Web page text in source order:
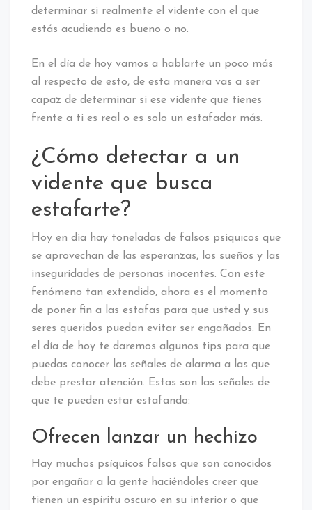
determinar si realmente el vidente con el que
estás acudiendo es bueno o no.
En el día de hoy vamos a hablarte un poco más
al respecto de esto, de esta manera vas a ser
capaz de determinar si ese vidente que tienes
frente a ti es real o es solo un estafador más.
¿Cómo detectar a un
vidente que busca
estafarte?
Hoy en día hay toneladas de falsos psíquicos que
se aprovechan de las esperanzas, los sueños y las
inseguridades de personas inocentes. Con este
fenómeno tan extendido, ahora es el momento
de poner fin a las estafas para que usted y sus
seres queridos puedan evitar ser engañados. En
el día de hoy te daremos algunos tips para que
puedas conocer las señales de alarma a las que
debe prestar atención. Estas son las señales de
que te pueden estar estafando:
Ofrecen lanzar un hechizo
Hay muchos psíquicos falsos que son conocidos
por engañar a la gente haciéndoles creer que
tienen un espíritu oscuro en su interior o que